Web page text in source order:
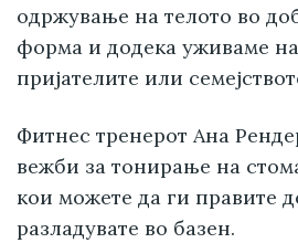
одржување на телото во
форма и додека уживаме
пријателите или
Фитнес тренерот Ана
вежби за тонирање на
кои можете да ги правите
разладувате во базен.